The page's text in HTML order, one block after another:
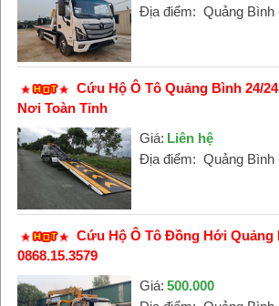
Địa điểm: Quảng Bình
Cứu Hộ Ô Tô Quảng Bình 24/
Nơi Toàn Tỉnh
Giá: Liên hệ
Địa điểm: Quảng Bình
Cứu Hộ Ô Tô Đồng Hới Quảng
0868.15.3579
Giá: 500.000